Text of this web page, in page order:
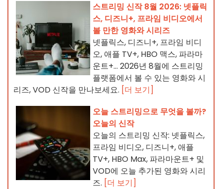
스트리밍 신작 8월 2026: 넷플릭
스, 디즈니+, 프라임 비디오에서
볼 만한 영화와 시리즈
넷플릭스, 디즈니+, 프라임 비디
오, 애플 TV+, HBO 맥스, 파라마
운트+… 2026년 8월에 스트리밍
플랫폼에서 볼 수 있는 영화와 시
리즈, VOD 신작을 만나보세요. [더 보기]
오늘 스트리밍으로 무엇을 볼까?
오늘의 신작
오늘의 스트리밍 신작: 넷플릭스,
프라임 비디오, 디즈니+, 애플
TV+, HBO Max, 파라마운트+ 및
VOD에 오늘 추가된 영화와 시리
즈. [더 보기]